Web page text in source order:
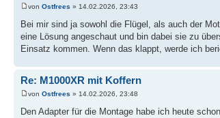
von Ostfrees » 14.02.2026, 23:43
Bei mir sind ja sowohl die Flügel, als auch der
eine Lösung angeschaut und bin dabei sie zu
Einsatz kommen. Wenn das klappt, werde ich
Re: M1000XR mit Koffern
von Ostfrees » 14.02.2026, 23:48
Den Adapter für die Montage habe ich heute